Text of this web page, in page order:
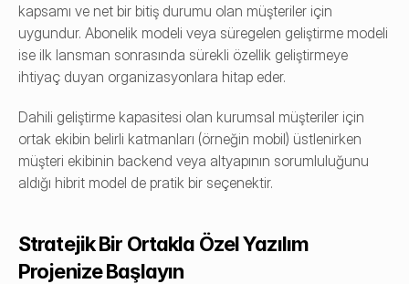
kapsamı ve net bir bitiş durumu olan müşteriler için
uygundur. Abonelik modeli veya süregelen geliştirme modeli
ise ilk lansman sonrasında sürekli özellik geliştirmeye
ihtiyaç duyan organizasyonlara hitap eder.
Dahili geliştirme kapasitesi olan kurumsal müşteriler için
ortak ekibin belirli katmanları (örneğin mobil) üstlenirken
müşteri ekibinin backend veya altyapının sorumluluğunu
aldığı hibrit model de pratik bir seçenektir.
Stratejik Bir Ortakla Özel Yazılım
Projenize Başlayın